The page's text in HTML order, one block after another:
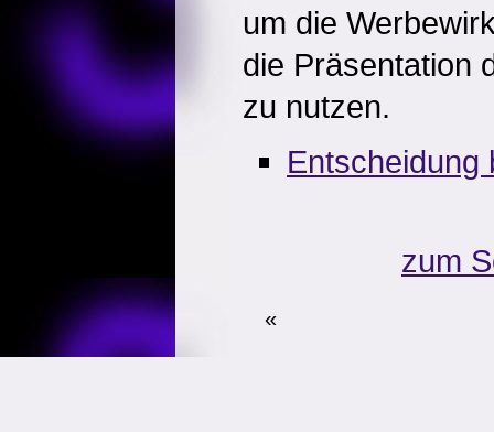
um die
die Präsentation
zu nutzen.
Entscheidung
zum
«